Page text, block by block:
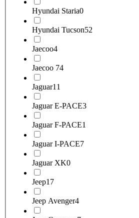
Hyundai Staria0
Hyundai Tucson52
Jaecoo4
Jaecoo 74
Jaguar11
Jaguar E-PACE3
Jaguar F-PACE1
Jaguar I-PACE7
Jaguar XK0
Jeep17
Jeep Avenger4